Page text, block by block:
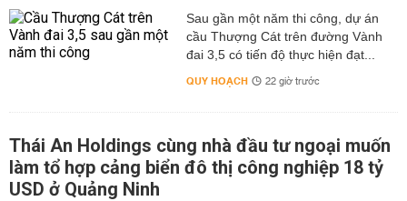
Sau gần một năm thi công, dự án
cầu Thượng Cát trên đường Vành
đai 3,5 có tiến độ thực hiện đạt...
QUY HOẠCH 22 giờ trước
Thái An Holdings cùng nhà đầu tư ngoại muốn
làm tổ hợp cảng biển đô thị công nghiệp 18 tỷ
USD ở Quảng Ninh